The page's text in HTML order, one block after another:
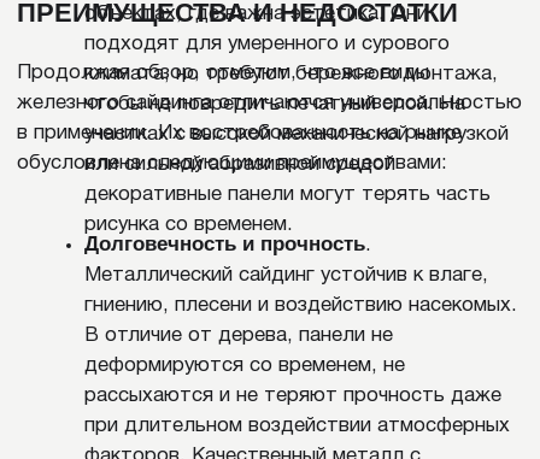
быть ровными, сухими и очищенными от
необходимости устанавливается обрешетка
из дерева или металла для создания ровной
плоскости и вентиляции за панелями.
начинают с нижнего угла фасада и
закрепления стартовой планки по горизонту.
последующих панелей.
Монтаж сайдинга. Плиты соединяются
замковым или фальцевым способом. Каждый
элемент фиксируют саморезами с
производителем.
Обработка углов и проемов.Углы, окна и
двери оформляют специальными уголками,
герметичность и аккуратный внешний вид
фасада.
Герметизация стыков.